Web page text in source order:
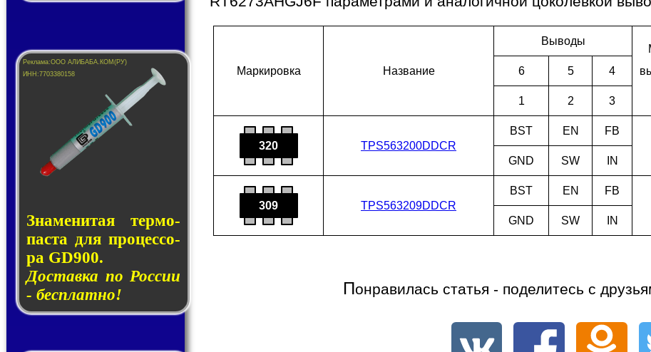
Знаменитая тер­мо­
пас­та для про­цес­со­
ра GD900.
Доставка по России
- бесплатно!
Мар­ки­ров­ка Наз­ва­ние
Выводы
6
5 4
1 2 3
320 TPS563200DDCR
BST EN
FB
GND
SW IN
309 TPS563209DDCR
BST EN
FB
GND
SW IN
Понравилась статья - поделитесь с